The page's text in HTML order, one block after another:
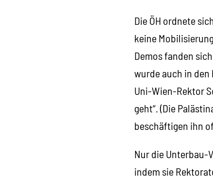
Die ÖH ordnete
keine
Demos fanden
wurde auch in
Uni-Wien-Rektor
geht“. (Die
beschäftigen ihn
Nur die Unterbau-
indem sie